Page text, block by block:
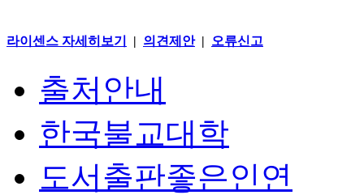
라이센스 자세히보기 | 의견제안| 오류신고
출처안내
한국불교대학
도서출판좋은인연